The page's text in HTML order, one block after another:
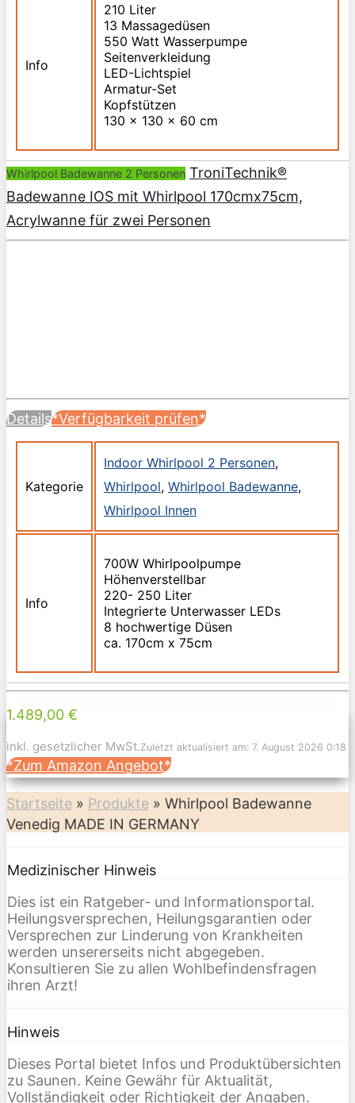
Info
210 Liter
13 Massagedüsen
550 Watt Wasserpumpe
Seitenverkleidung
LED-Lichtspiel
Armatur-Set
Kopfstützen
130 x 130 x 60 cm
Whirlpool Badewanne 2 Personen TroniTechnik®
Badewanne IOS mit Whirlpool 170cmx75cm,
Acrylwanne für zwei Personen
Details*Verfügbarkeit prüfen*
Kategorie
Indoor Whirlpool 2 Personen,
Whirlpool, Whirlpool Badewanne,
Whirlpool Innen
Info
700W Whirlpoolpumpe
Höhenverstellbar
220- 250 Liter
Integrierte Unterwasser LEDs
8 hochwertige Düsen
ca. 170cm x 75cm
1.489,00 €
inkl. gesetzlicher MwSt.Zuletzt aktualisiert am: 7. August 2026 0:18
*Zum Amazon Angebot*
Startseite » Produkte » Whirlpool Badewanne
Venedig MADE IN GERMANY
Medizinischer Hinweis
Dies ist ein Ratgeber- und Informationsportal.
Heilungsversprechen, Heilungsgarantien oder
Versprechen zur Linderung von Krankheiten
werden unsererseits nicht abgegeben.
Konsultieren Sie zu allen Wohlbefindensfragen
ihren Arzt!
Hinweis
Dieses Portal bietet Infos und Produktübersichten
zu Saunen. Keine Gewähr für Aktualität,
Vollständigkeit oder Richtigkeit der Angaben.